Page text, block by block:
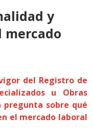
y
mercado
del Registro de
u Obras
pregunta sobre qué
el mercado laboral